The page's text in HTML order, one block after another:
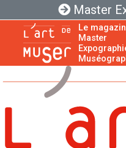
Master
Le
Master